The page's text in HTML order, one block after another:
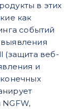
в этих
как
событий
(защита веб-
и